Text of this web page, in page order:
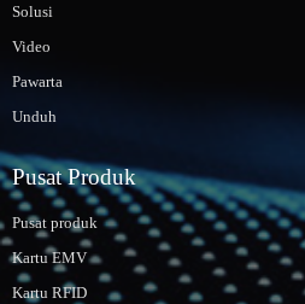
Solusi
Video
Pawarta
Unduh
Pusat Produk
Pusat produk
Kartu EMV
Kartu RFID